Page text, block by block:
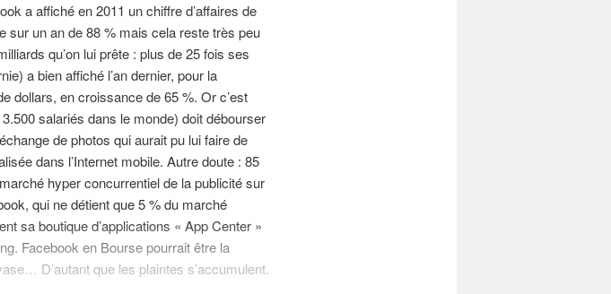
a affiché en 2011 un chiffre d’affaires de
sur un an de 88 % mais cela reste très peu
qu’on lui prête : plus de 25 fois ses
a bien affiché l’an dernier, pour la
dollars, en croissance de 65 %. Or c’est
salariés dans le monde) doit débourser
de photos qui aurait pu lui faire de
dans l’Internet mobile. Autre doute : 85
hyper concurrentiel de la publicité sur
qui ne détient que 5 % du marché
sa boutique d’applications « App Center »
Facebook en Bourse pourrait être la
D’autant que les plaintes s’accumulent.